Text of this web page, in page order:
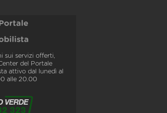
sui servizi offerti,
del Portale
attivo dal lunedì al
alle 20.00